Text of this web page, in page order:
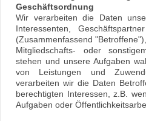
Geschäftsordnung
Wir verarbeiten die Daten
Interessenten,
(Zusammenfassend
Mitgliedschafts- oder
stehen und unsere Aufgaben
von Leistungen und
verarbeiten wir die Daten
berechtigten Interessen, z.B.
Aufgaben oder